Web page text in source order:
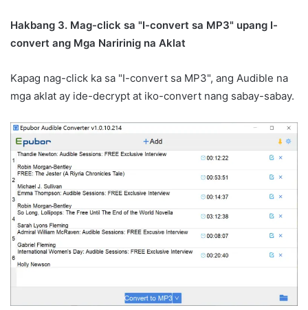
Hakbang 3. Mag-click sa "I-convert sa MP3" upang I-
convert ang Mga Naririnig na Aklat
Kapag nag-click ka sa "I-convert sa MP3", ang Audible na
mga aklat ay ide-decrypt at iko-convert nang sabay-sabay.